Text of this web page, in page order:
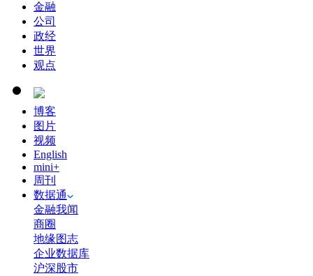
金融
公司
政经
世界
观点
博客
图片
视频
English
mini+
周刊
数据通
金融我闻
商圈
地缘图志
企业数据库
沪深股市